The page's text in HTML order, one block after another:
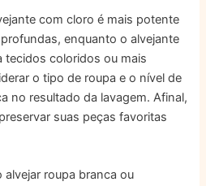
com cloro é mais potente
enquanto o alvejante
tecidos coloridos ou mais
o tipo de roupa e o nível de
no resultado da lavagem. Afinal,
suas peças favoritas
roupa branca ou